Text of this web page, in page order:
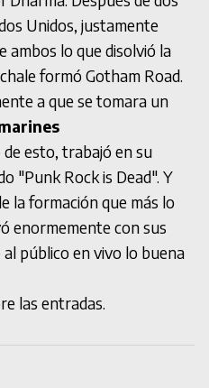
Unidos, justamente
ambos lo que disolvió la
formó Gotham Road.
a que se tomara un
de esto, trabajó en su
"Punk Rock is Dead". Y
la formación que más lo
enormemente con sus
público en vivo lo buena
las entradas.